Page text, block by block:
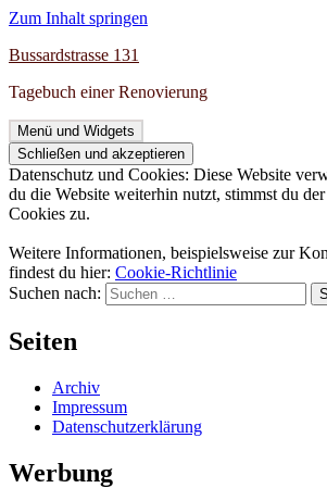
Zum Inhalt springen
Bussardstrasse 131
Tagebuch einer Renovierung
Menü und Widgets
Datenschutz und Cookies: Diese Website
du die Website weiterhin nutzt, stimmst du
Cookies zu.
Weitere Informationen, beispielsweise zur
findest du hier: Cookie-Richtlinie
Suchen nach:
Seiten
Archiv
Impressum
Datenschutzerklärung
Werbung